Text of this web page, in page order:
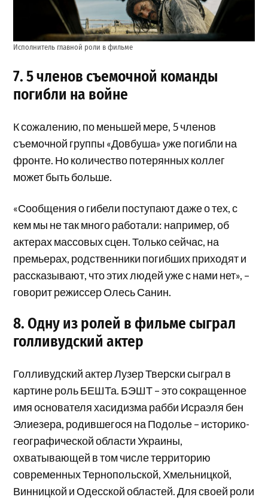
Исполнитель главной роли в фильме
7. 5 членов съемочной команды
погибли на войне
К сожалению, по меньшей мере, 5 членов
съемочной группы «Довбуша» уже погибли на
фронте. Но количество потерянных коллег
может быть больше.
«Сообщения о гибели поступают даже о тех, с
кем мы не так много работали: например, об
актерах массовых сцен. Только сейчас, на
премьерах, родственники погибших приходят и
рассказывают, что этих людей уже с нами нет», –
говорит режиссер Олесь Санин.
8. Одну из ролей в фильме сыграл
голливудский актер
Голливудский актер Лузер Тверски сыграл в
картине роль БЕШТа. БЭШТ – это сокращенное
имя основателя хасидизма рабби Исраэля бен
Элиезера, родившегося на Подолье – историко-
географической области Украины,
охватывающей в том числе территорию
современных Тернопольской, Хмельницкой,
Винницкой и Одесской областей. Для своей роли